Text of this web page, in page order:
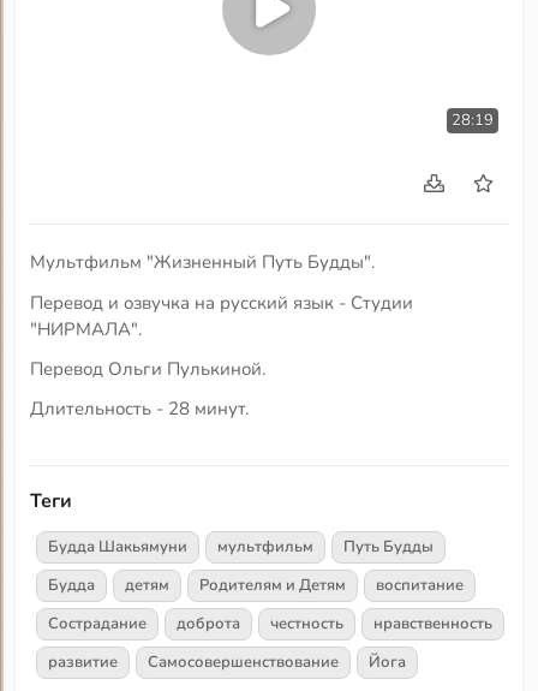
28:19
Мультфильм "Жизненный Путь Будды".
Перевод и озвучка на русский язык - Студии
"НИРМАЛА".
Перевод Ольги Пулькиной.
Длительность - 28 минут.
Теги
Будда Шакьямуни мультфильм
Путь Будды
Будда
детям Родителям и Детям
воспитание
Сострадание
доброта честность
нравственность
развитие
Самосовершенствование Йога